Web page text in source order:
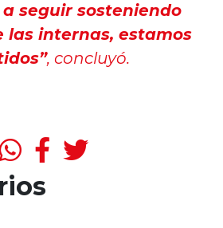
seguir sosteniendo
las internas, estamos
, concluyó.